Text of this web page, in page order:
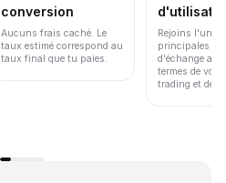
conversion
Aucuns frais caché. Le
taux estimé correspond au
taux final que tu paies.
Rejoins l'une
principales
d'échange au
termes de
trading et de